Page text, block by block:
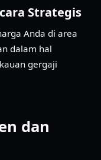
Strategis
Anda di area
dalam hal
gergaji
dan